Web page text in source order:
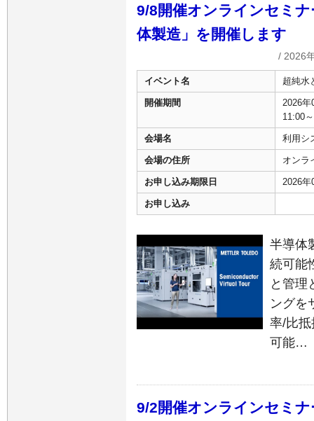
9/8開催オンラインセミ
体製造」を開催します
/ 2026
イベント名 超純水
開催期間
2026年
11:00
会場名 利用シ
会場の住所 オンラ
お申し込み期限日 2026年
お申し込み
半導体
続可能
と管理
ングを
率/比
可能…
9/2開催オンラインセミ